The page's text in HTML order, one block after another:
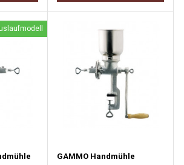
GAMMO Handmühle